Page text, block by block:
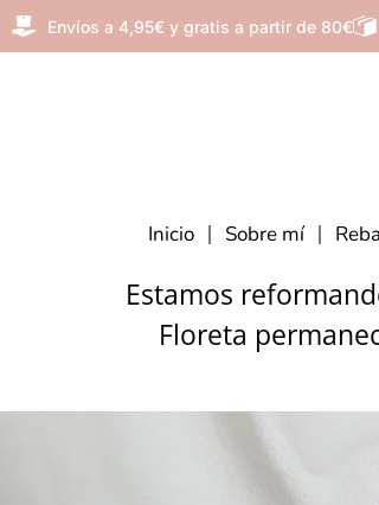
Envíos a 4,95€ y gratis a partir de 80€
Inicio Sobre mí
Estamos
Floreta